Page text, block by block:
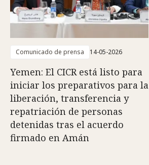
Comunicado de prensa 14-05-2026
Yemen: El CICR está listo para
iniciar los preparativos para la
liberación, transferencia y
repatriación de personas
detenidas tras el acuerdo
firmado en Amán